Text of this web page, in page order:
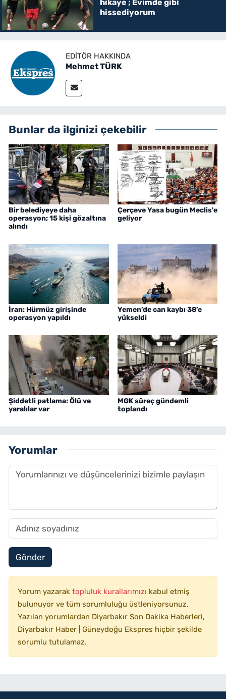
hikaye ; Evimde gibi
hissediyorum
EDITÖR HAKKINDA
Mehmet TÜRK
Bunlar da ilginizi çekebilir
Bir belediyeye daha
operasyon; 15 kişi gözaltına
alındı
Çerçeve Yasa bugün Meclis'e
geliyor
İran: Hürmüz girişinde
operasyon yapıldı
Yemen’de can kaybı 38’e
yükseldi
Şiddetli patlama: Ölü ve
yaralılar var
MGK süreç gündemli
toplandı
Yorumlar
Gönder
Yorum yazarak topluluk kurallarımızı kabul etmiş
bulunuyor ve tüm sorumluluğu üstleniyorsunuz.
Yazılan yorumlardan Diyarbakır Son Dakika Haberleri,
Diyarbakır Haber | Güneydoğu Ekspres hiçbir şekilde
sorumlu tutulamaz.